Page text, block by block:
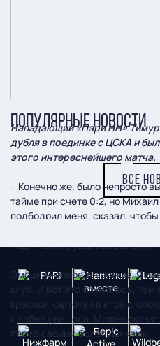
Нападающий «Пари НН»
дубля в поединке с ЦСКА и
этого интереснейшего матча.
– Конечно же, было непросто
тайме при счете 0:2, но
подбодрил меня, сказал,
Рад, что мне удалось
Эмоции непередаваемые. Я
клуб. И вот это случилось,
красной карточки в игре с
и забил два гола. Можно
перед своими болельщиками.
ПОПУЛЯРНЫЕ НОВОСТИ
ВСЕ